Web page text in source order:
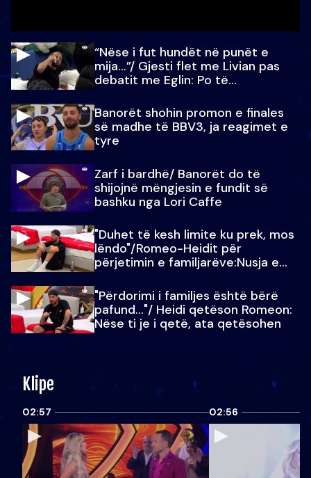
“Nëse i fut hundët në punët e
mija…”/ Gjesti flet me Livian pas
debatit me Eglin: Po të
Banorët shohin promon e finales
së madhe të BBV3, ja reagimet e
tyre
Zarf i bardhë/ Banorët do të
shijojnë mëngjesin e fundit së
bashku nga Lori Caffe
"Duhet të kesh limite ku prek, mos
lëndo"/Romeo-Heidit për
përjetimin e familjarëve:Nusja e
"Përdorimi i familjes është bërë
pafund…"/ Heidi qetëson Romeon:
Nëse ti je i qetë, ata qetësohen
Klipe
02:57 02:56